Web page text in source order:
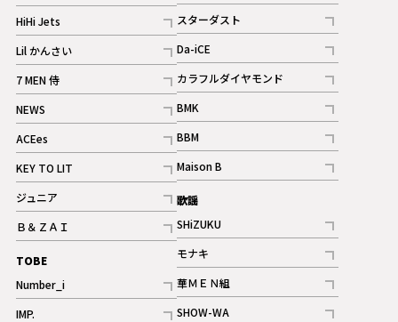
記事
HiHi Jets
記事
Lil かんさい
記事
7 MEN 侍
記事
NEWS
記事
ACEes
記事
KEY TO LIT
記事
ジュニア
記事
Ｂ＆ＺＡＩ
記事
TOBE
Number_i
記事
IMP.
記事
ギャラリー
スターダスト
記事
Da-iCE
記事
カラフルダイヤモンド
記事
BMK
記事
BBM
記事
ギャラリー
Maison B
記事
歌謡
SHiZUKU
記事
モナキ
記事
華ＭＥＮ組
記事
SHOW-WA